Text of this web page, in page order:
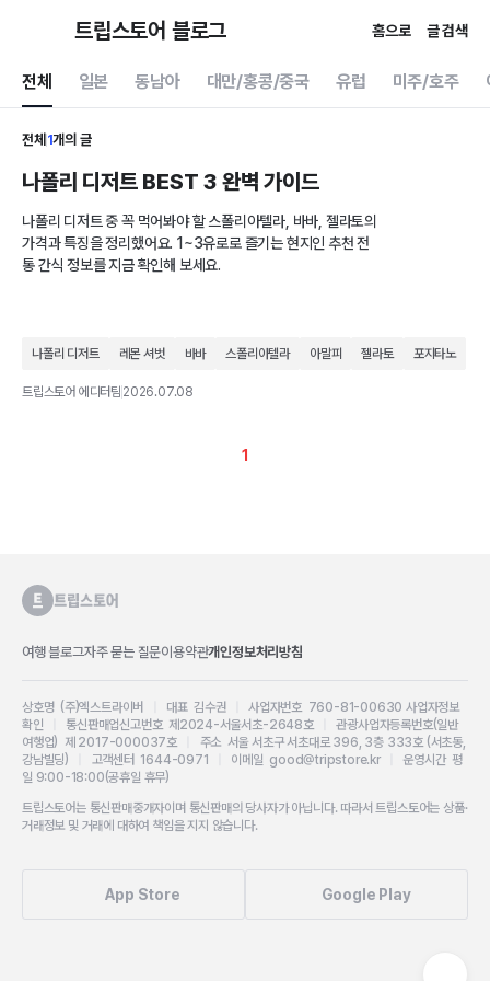
트립스토어 블로그 홈으로 글 검색
전체 일본 동남아 대만/홍콩/중국 유럽 미주/호주
전체 1개의 글
나폴리 디저트 BEST 3 완벽 가이드
나폴리 디저트 중 꼭 먹어봐야 할 스폴리아텔라, 바바, 젤라토의
가격과 특징을 정리했어요. 1~3유로로 즐기는 현지인 추천 전
통 간식 정보를 지금 확인해 보세요.
나폴리 디저트 레몬 셔벗 바바 스폴리아텔라 아말피 젤라토 포지타노
트립스토어 에디터팀 2026.07.08
1
여행 블로그자주 묻는 질문이용약관개인정보처리방침
상호명 (주)엑스트라이버 대표 김수권 |사업자번호 760-81-00630 사업자정보
확인
통신판매업신고번호 제2024-서울서초-2648호|관광사업자등록번호(일반
여행업) 제 2017-000037호
주소 서울 서초구 서초대로 396, 3층 333호 (서초동,
강남빌딩)
고객센터 1644-0971 이메일 good@tripstore.kr| 운영시간 평
일 9:00-18:00(공휴일 휴무)
트립스토어는 통신판매중개자이며 통신판매의 당사자가 아닙니다. 따라서 트립스토어는 상품·
거래정보 및 거래에 대하여 책임을 지지 않습니다.
App Store Google Play